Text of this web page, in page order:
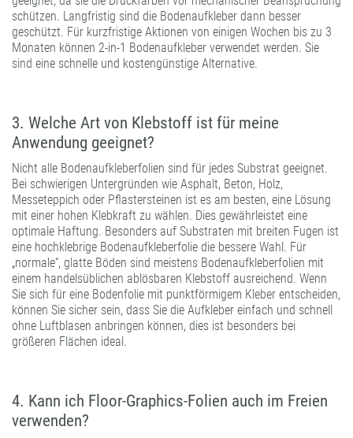
schützen. Langfristig sind die Bodenaufkleber dann besser
geschützt. Für kurzfristige Aktionen von einigen Wochen bis zu 3
Monaten können 2-in-1 Bodenaufkleber verwendet werden. Sie
sind eine schnelle und kostengünstige Alternative.
3. Welche Art von Klebstoff ist für meine
Anwendung geeignet?
Nicht alle Bodenaufkleberfolien sind für jedes Substrat geeignet.
Bei schwierigen Untergründen wie Asphalt, Beton, Holz,
Messeteppich oder Pflastersteinen ist es am besten, eine Lösung
mit einer hohen Klebkraft zu wählen. Dies gewährleistet eine
optimale Haftung. Besonders auf Substraten mit breiten Fugen ist
eine hochklebrige Bodenaufkleberfolie die bessere Wahl. Für
„normale“, glatte Böden sind meistens Bodenaufkleberfolien mit
einem handelsüblichen ablösbaren Klebstoff ausreichend. Wenn
Sie sich für eine Bodenfolie mit punktförmigem Kleber entscheiden,
können Sie sicher sein, dass Sie die Aufkleber einfach und schnell
ohne Luftblasen anbringen können, dies ist besonders bei
größeren Flächen ideal.
4. Kann ich Floor-Graphics-Folien auch im Freien
verwenden?